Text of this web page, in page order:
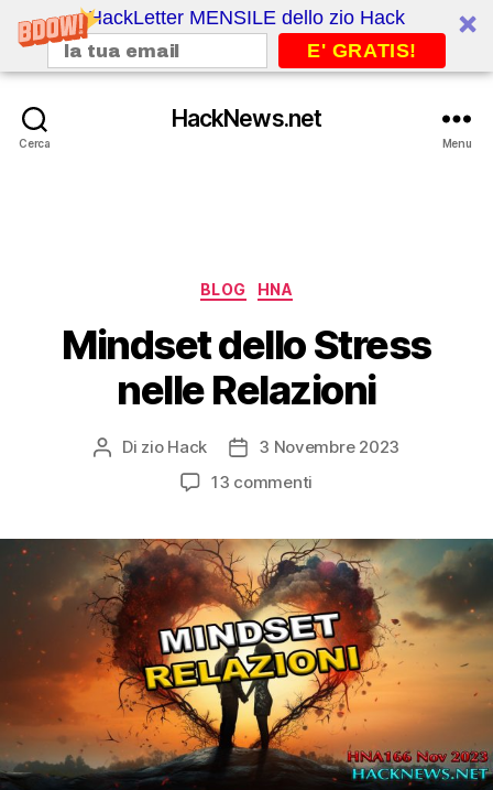
HackLetter MENSILE dello zio Hack
E' GRATIS!
Cerca
HackNews.net
Menu
Categorie
BLOG HNA
Mindset dello Stress
nelle Relazioni
Autore
Di zio Hack
Data
dell'articolo
3 Novembre 2023
13 commenti
Stress
nelle
Relazioni